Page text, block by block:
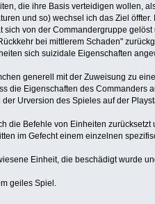
die ihre Basis verteidigen wollen,
und so) wechsel ich das Ziel
sich von der Commandergruppe
bei mittlerem Schaden"
sich suizidale Eigenschaften
generell mit der Zuweisung zu
die Eigenschaften des
Urversion des Spieles auf der
die Befehle von Einheiten
im Gefecht einem einzelnen
Einheit, die beschädigt wurde
geiles Spiel.